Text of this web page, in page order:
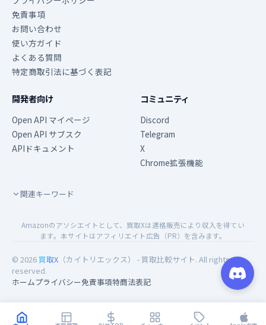
免責事項
お問い合わせ
使い方ガイド
よくある質問
特定商取引法に基づく表記
開発者向け
Open API マイページ
Open API サブスク
APIドキュメント
コミュニティ
Discord
Telegram
X
Chrome拡張機能
関連キーワード
Amazonのアソシエイトとして、買取Xは適格販売により収入を得てい
ます。本サイトはアフィリエイト広告（PR）を含みます。
© 2026 買取X （カイトリエックス） - 買取比較サイト. All rights
reserved.
ホームプライバシー免責事項特商法表記